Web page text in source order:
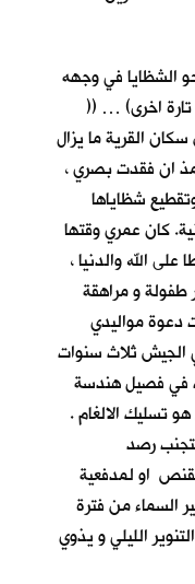
الشظايا في وجهه
تارة اخرى) … ((
القرية ما يزال
ان فقدت بصري ،
شظاياها
كان عمري وقتها
الله والدنيا ،
طفولة و مراهقة
دعوة مواليدي
الجيش ثلاث سنوات
في فصيل هندسة
تسليك الالغام .
رصد
او لمدفعية
السماء من فترة
الليلي و يذوي